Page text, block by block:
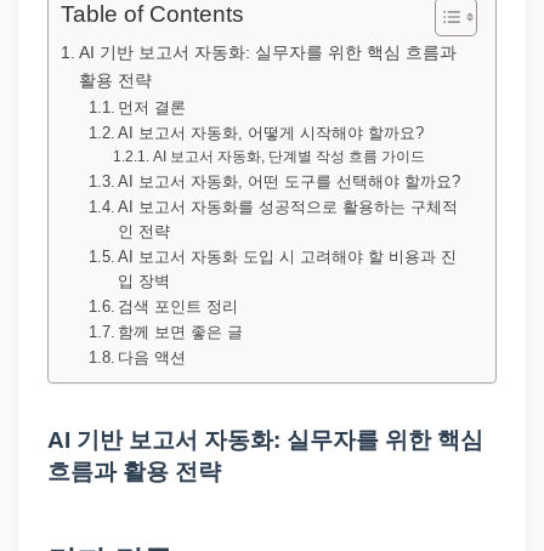
Table of Contents
AI 기반 보고서 자동화: 실무자를 위한 핵심 흐름과
활용 전략
먼저 결론
AI 보고서 자동화, 어떻게 시작해야 할까요?
AI 보고서 자동화, 단계별 작성 흐름 가이드
AI 보고서 자동화, 어떤 도구를 선택해야 할까요?
AI 보고서 자동화를 성공적으로 활용하는 구체적
인 전략
AI 보고서 자동화 도입 시 고려해야 할 비용과 진
입 장벽
검색 포인트 정리
함께 보면 좋은 글
다음 액션
AI 기반 보고서 자동화: 실무자를 위한 핵심
흐름과 활용 전략